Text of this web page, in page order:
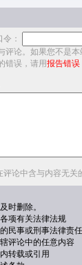
：
评论。如果您不是
错误，请用报告错误
评论中含与内容无关
时删除。
项有关法律法规
民事或刑事法律责任
评论中的任意内容
转载或引用